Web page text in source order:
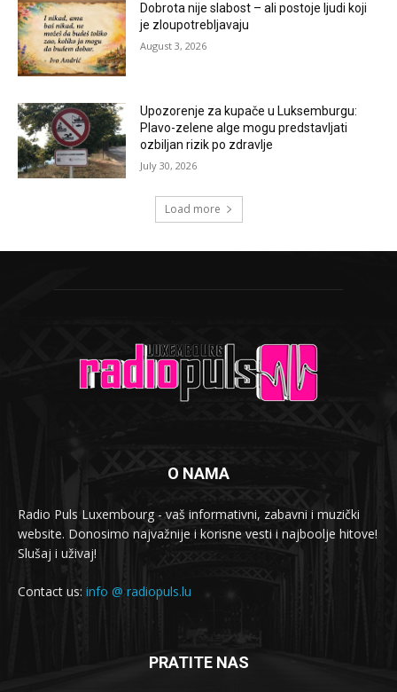
Dobrota nije slabost – ali postoje ljudi koji
je zloupotrebljavaju
August 3, 2026
Upozorenje za kupače u Luksemburgu:
Plavo-zelene alge mogu predstavljati
ozbiljan rizik po zdravlje
July 30, 2026
Load more
O NAMA
Radio Puls Luxembourg - vaš informativni, zabavni i muzički
website. Donosimo najvažnije i korisne vesti i najboolje hitove!
Slušaj i uživaj!
Contact us: info @ radiopuls.lu
PRATITE NAS